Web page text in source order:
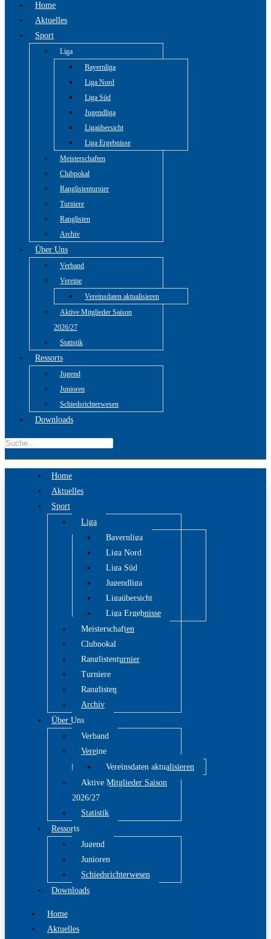
Home
Aktuelles
Sport
Liga
Bayernliga
Liga Nord
Liga Süd
Jugendliga
Ligaübersicht
Liga Ergebnisse
Meisterschaften
Clubpokal
Ranglistenturnier
Turniere
Ranglisten
Archiv
Über Uns
Verband
Vereine
Vereinsdaten aktualisieren
Aktive Mitglieder Saison
2026/27
Statistik
Ressorts
Jugend
Junioren
Schiedsrichterwesen
Downloads
Home
Aktuelles
Sport
Liga
Bayernliga
Liga Nord
Liga Süd
Jugendliga
Ligaübersicht
Liga Ergebnisse
Meisterschaften
Clubpokal
Ranglistenturnier
Turniere
Ranglisten
Archiv
Über Uns
Verband
Vereine
Vereinsdaten aktualisieren
Aktive Mitglieder Saison
2026/27
Statistik
Ressorts
Jugend
Junioren
Schiedsrichterwesen
Downloads
Home
Aktuelles